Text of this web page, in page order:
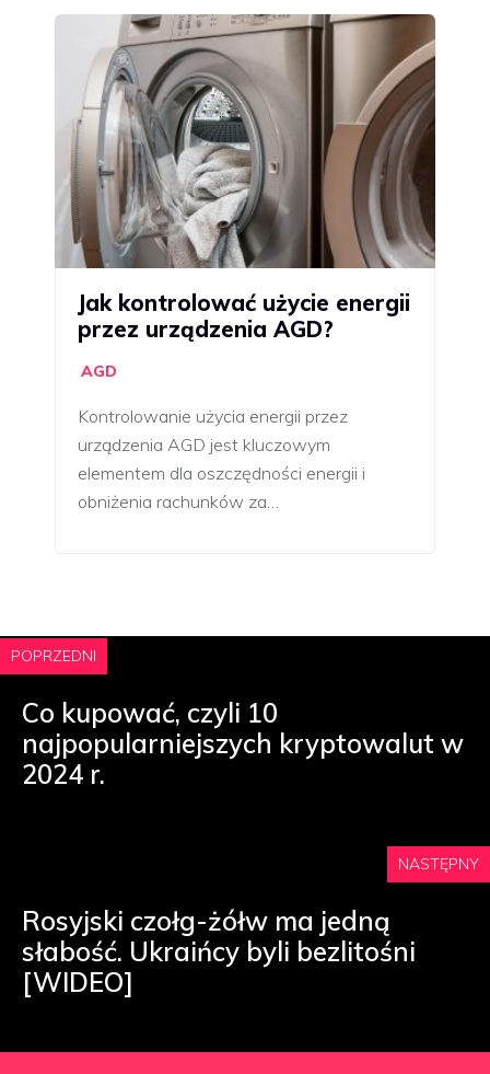
Jak kontrolować użycie energii
przez urządzenia AGD?
AGD
Kontrolowanie użycia energii przez
urządzenia AGD jest kluczowym
elementem dla oszczędności energii i
obniżenia rachunków za…
POPRZEDNI
Co kupować, czyli 10
najpopularniejszych kryptowalut w
2024 r.
NASTĘPNY
Rosyjski czołg-żółw ma jedną
słabość. Ukraińcy byli bezlitośni
[WIDEO]